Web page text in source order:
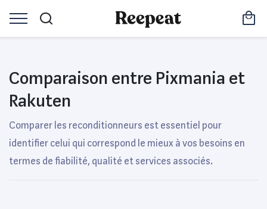
Comparaison entre Pixmania et
Rakuten
Comparer les reconditionneurs est essentiel pour
identifier celui qui correspond le mieux à vos besoins en
termes de fiabilité, qualité et services associés.